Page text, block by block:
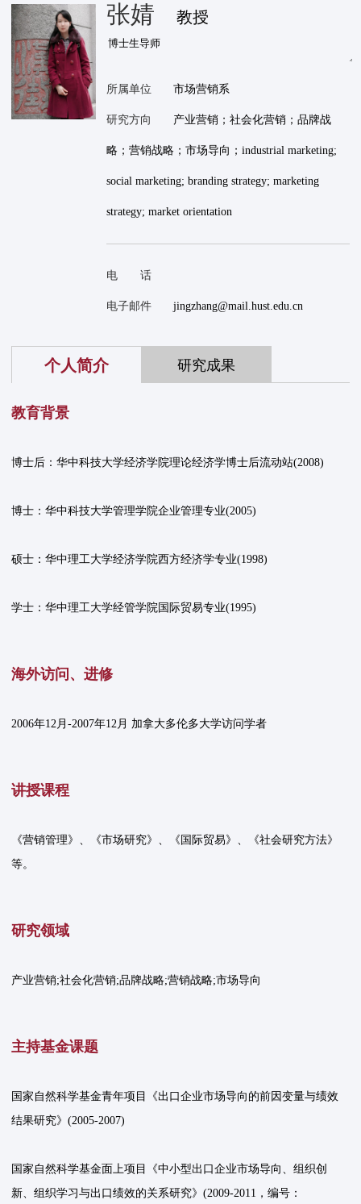
张婧 教授
所属单位 市场营销系
研究方向 产业营销；社会化营销；品牌战
略；营销战略；市场导向；industrial marketing;
social marketing; branding strategy; marketing
strategy; market orientation
电 话
电子邮件 jingzhang@mail.hust.edu.cn
个人简介 研究成果
教育背景
博士后：华中科技大学经济学院理论经济学博士后流动站(2008)
博士：华中科技大学管理学院企业管理专业(2005)
硕士：华中理工大学经济学院西方经济学专业(1998)
学士：华中理工大学经管学院国际贸易专业(1995)
海外访问、进修
2006年12月-2007年12月 加拿大多伦多大学访问学者
讲授课程
《营销管理》、《市场研究》、《国际贸易》、《社会研究方法》
等。
研究领域
产业营销;社会化营销;品牌战略;营销战略;市场导向
主持基金课题
国家自然科学基金青年项目《出口企业市场导向的前因变量与绩效
结果研究》(2005-2007)
国家自然科学基金面上项目《中小型出口企业市场导向、组织创
新、组织学习与出口绩效的关系研究》(2009-2011，编号：